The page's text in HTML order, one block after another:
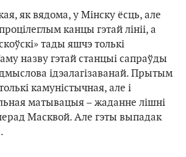
як вядома, у Мінску ёсць, але
канцы гэтай лініі, а
тады яшчэ толькі
назву гэтай станцыі сапраўды
ідэалагізаванай. Прытым
камуністычная, але і
матывацыя – жаданне лішні
Масквой. Але гэты выпадак